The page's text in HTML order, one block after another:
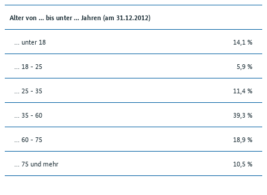
Alter von ... bis unter ... Jahren (am 31.12.2012)
... unter 18 14,1 %
... 18 - 25 5,9 %
... 25 - 35 11,4 %
... 35 - 60 39,3 %
... 60 - 75 18,9 %
... 75 und mehr 10,5 %